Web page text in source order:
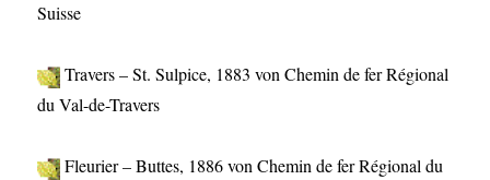
Suisse
Travers – St. Sulpice, 1883 von Chemin de fer Régional
du Val-de-Travers
Fleurier – Buttes, 1886 von Chemin de fer Régional du